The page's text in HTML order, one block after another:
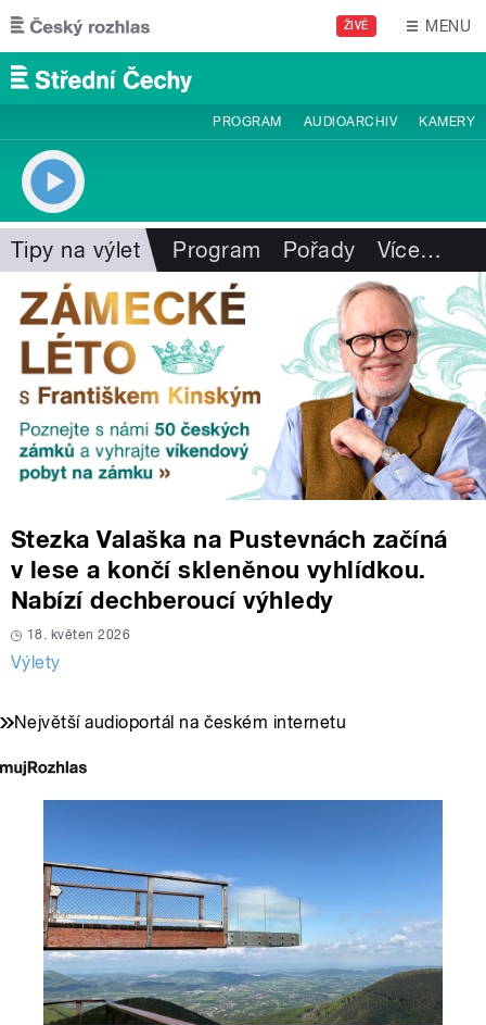
Přejít k hlavnímu obsahu
ŽIVĚ MENU
PROGRAM AUDIOARCHIV KAMERY
Tipy na výlet Program Pořady Více…
Stezka Valaška na Pustevnách začíná
v lese a končí skleněnou vyhlídkou.
Nabízí dechberoucí výhledy
18. květen 2026
Výlety
Největší audioportál na českém internetu